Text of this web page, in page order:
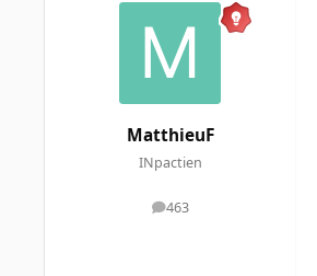
MatthieuF
INpactien
463
messages